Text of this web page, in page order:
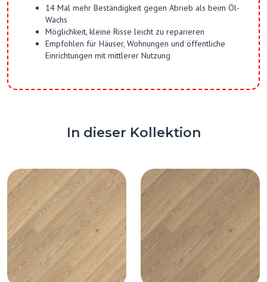
14 Mal mehr Beständigkeit gegen Abrieb als beim Öl-
Wachs
Möglichkeit, kleine Risse leicht zu reparieren
Empfohlen für Häuser, Wohnungen und öffentliche
Einrichtungen mit mittlerer Nutzung
In dieser Kollektion